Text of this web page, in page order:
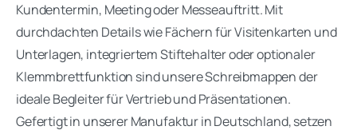
Kundentermin, Meeting oder Messeauftritt. Mit
durchdachten Details wie Fächern für Visitenkarten und
Unterlagen, integriertem Stiftehalter oder optionaler
Klemmbrettfunktion sind unsere Schreibmappen der
ideale Begleiter für Vertrieb und Präsentationen.
Gefertigt in unserer Manufaktur in Deutschland, setzen